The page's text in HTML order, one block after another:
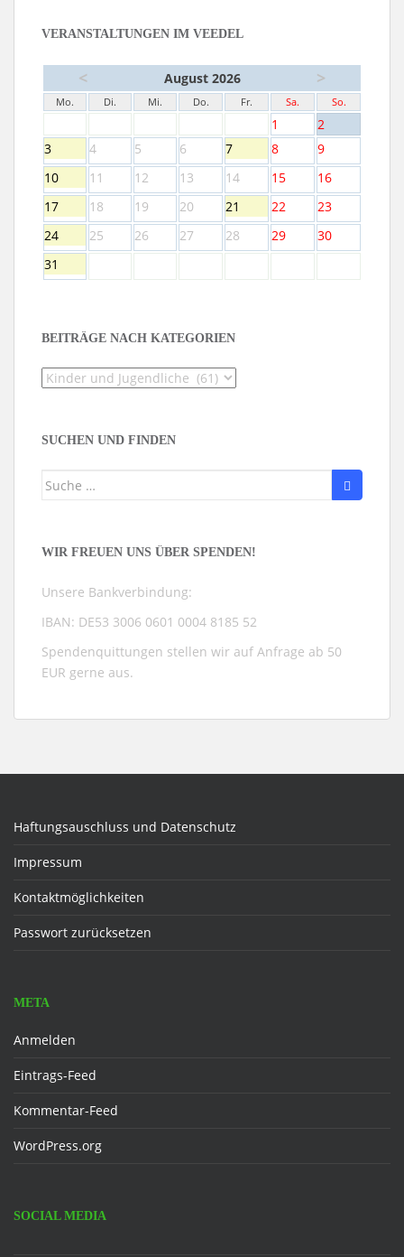
VERANSTALTUNGEN IM VEEDEL
< August 2026 >
Mo. Di. Mi. Do. Fr. Sa. So.
1
2
3
4 5 6 7 8
9
10
11 12 13 14 15
16
17
18 19 20 21 22
23
24
25 26 27 28 29
30
31
BEITRÄGE NACH KATEGORIEN
Beiträge
SUCHEN UND FINDEN
Suche
WIR FREUEN UNS ÜBER SPENDEN!
Unsere Bankverbindung:
IBAN: DE53 3006 0601 0004 8185 52
Spendenquittungen stellen wir auf Anfrage ab 50
EUR gerne aus.
Haftungsauschluss und Datenschutz
Impressum
Kontaktmöglichkeiten
Passwort zurücksetzen
META
Anmelden
Eintrags-Feed
Kommentar-Feed
WordPress.org
SOCIAL MEDIA